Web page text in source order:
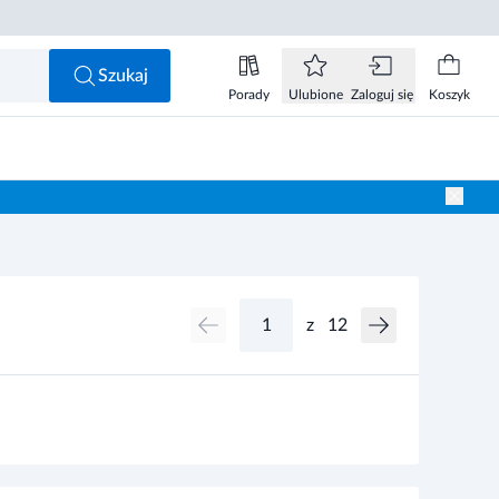
Szukaj
Porady Ulubione Zaloguj się Koszyk
z 12